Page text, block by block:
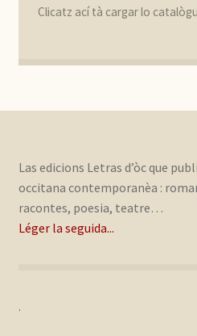
Clicatz ací tà cargar lo
Las edicions Letras d’òc que
occitana contemporanèa :
racontes, poesia, teatre…
Léger la seguida...
.